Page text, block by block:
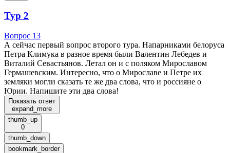
Тур 2
Вопрос 13
А сейчас первый вопрос второго тура. Напарниками белоруса
Петра Климука в разное время были Валентин Лебедев и
Виталий Севастьянов. Летал он и с поляком Мирославом
Гермашевским. Интересно, что о Мирославе и Петре их
земляки могли сказать те же два слова, что и россияне о
Юрии. Напишите эти два слова!
Показать ответ
expand_more
thumb_up
0
thumb_down
bookmark_border